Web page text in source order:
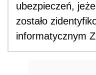
ubezpieczeń,
zostało
informatycznym